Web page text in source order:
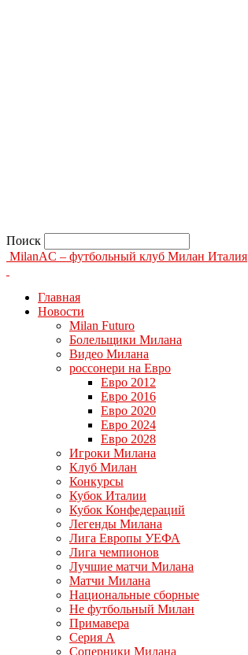
Поиск
MilanAC – футбольный клуб Милан Италия
Главная
Новости
Milan Futuro
Болельщики Милана
Видео Милана
россонери на Евро
Евро 2012
Евро 2016
Евро 2020
Евро 2024
Евро 2028
Игроки Милана
Клуб Милан
Конкурсы
Кубок Италии
Кубок Конфедераций
Легенды Милана
Лига Европы УЕФА
Лига чемпионов
Лучшие матчи Милана
Матчи Милана
Национальные сборные
Не футбольный Милан
Примавера
Серия А
Соперники Милана